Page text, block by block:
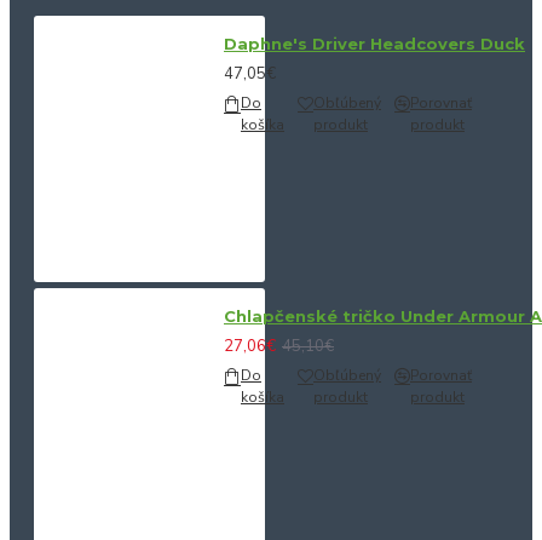
Daphne's Driver Headcovers Duck
47,05€
Do
košíka
Obľúbený
produkt
Porovnať
produkt
Chlapčenské tričko Under Armour
27,06€ 45,10€
Do
košíka
Obľúbený
produkt
Porovnať
produkt